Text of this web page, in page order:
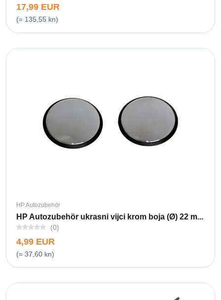
17,99 EUR
(= 135,55 kn)
HP Autozubehör
HP Autozubehör ukrasni vijci krom boja (Ø) 22 m...
(0)
4,99 EUR
(= 37,60 kn)